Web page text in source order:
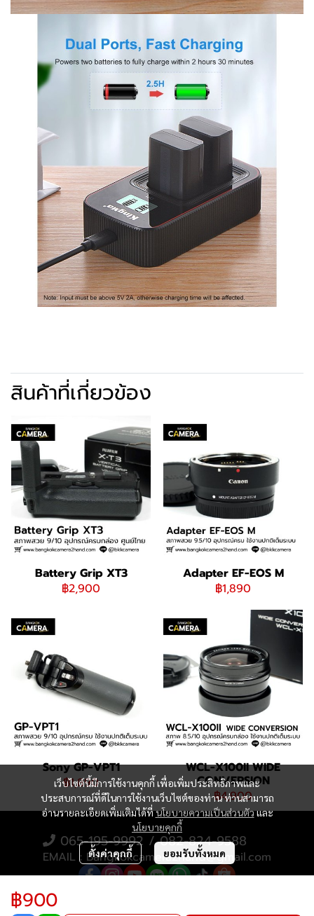
สินค้าที่เกี่ยวข้อง
Battery Grip XT3
฿2,900
Adapter EF-EOS M
฿1,890
Sony GP-VPT1
฿1,890
WCL-X100II WIDE
CONVERSION
฿4,900
฿900
เว็บไซต์นี้มีการใช้งานคุกกี้ เพื่อเพิ่มประสิทธิภาพและ
ประสบการณ์ที่ดีในการใช้งานเว็บไซต์ของท่าน ท่านสามารถ
อ่านรายละเอียดเพิ่มเติมได้ที่นโยบายความเป็นส่วนตัวและ
นโยบายคุกกี้
ตั้งค่าคุกกี้ ยอมรับทั้งหมด
065-195-9992 / 082-824-9588
EMAIL : Bangkokcamera2hand@gmail.com